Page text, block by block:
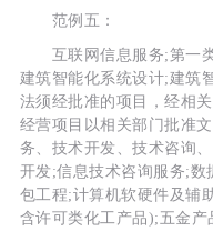
范例五：
互联网信息服务;第一类
建筑智能化系统设计;建筑
法须经批准的项目，经相
经营项目以相关部门批准
务、技术开发、技术咨询
开发;信息技术咨询服务;数
包工程;计算机软硬件及辅
含许可类化工产品);五金